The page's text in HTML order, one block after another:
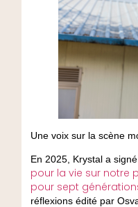
Une voix sur la scène
En 2025, Krystal a
pour la vie sur notre
pour sept
réflexions édité par